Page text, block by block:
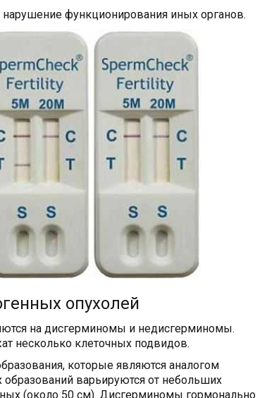
функционирования иных органов.
опухолей
на дисгерминомы и недисгерминомы.
несколько клеточных подвидов.
которые являются аналогом
варьируются от небольших
(около 50 см). Дисгерминомы гормонально